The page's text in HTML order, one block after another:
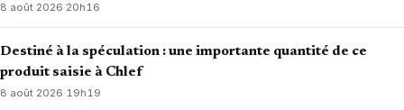
8 août 2026·20h16
Destiné à la spéculation : une importante quantité de ce
produit saisie à Chlef
8 août 2026· 19h19